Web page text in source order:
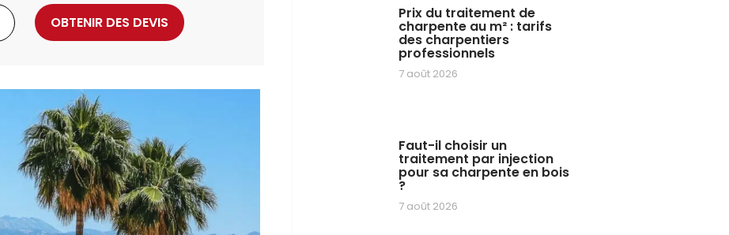
OBTENIR DES DEVIS
Prix du traitement de
charpente au m² : tarifs
des charpentiers
professionnels
7 août 2026
Faut-il choisir un
traitement par injection
pour sa charpente en bois
?
7 août 2026